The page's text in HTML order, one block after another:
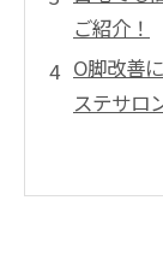
ご紹介！
O脚改善
ステサロ